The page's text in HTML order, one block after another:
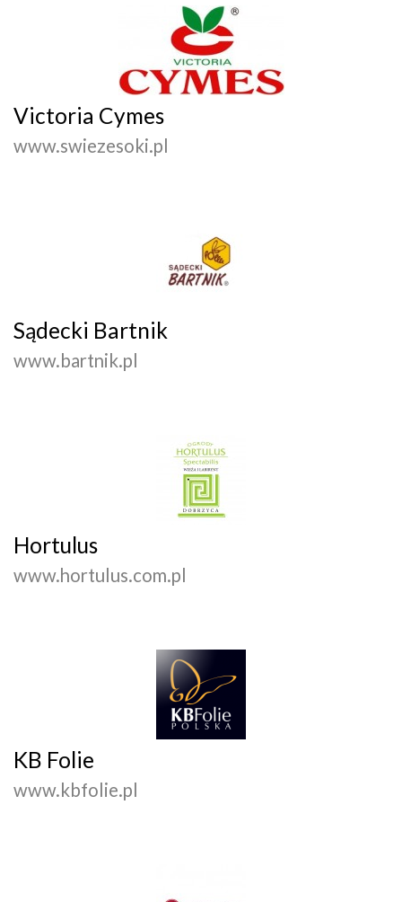
Victoria Cymes
www.swiezesoki.pl
Sądecki Bartnik
www.bartnik.pl
Hortulus
www.hortulus.com.pl
KB Folie
www.kbfolie.pl